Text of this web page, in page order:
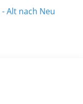
- Alt nach Neu